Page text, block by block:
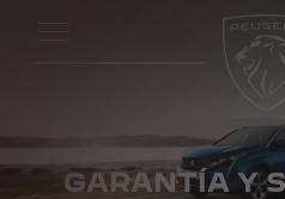
GARANTÍA Y